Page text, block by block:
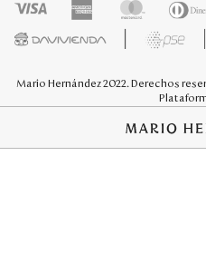
Mario Hernández 2022. Derechos